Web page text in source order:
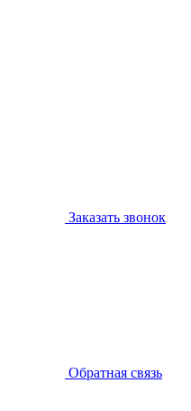
Заказать звонок
Обратная связь